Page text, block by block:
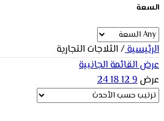
السعة
الرئيسية/الثلاجات التجارية
عرض القائمة الجانبية
عرض9
12
18
24